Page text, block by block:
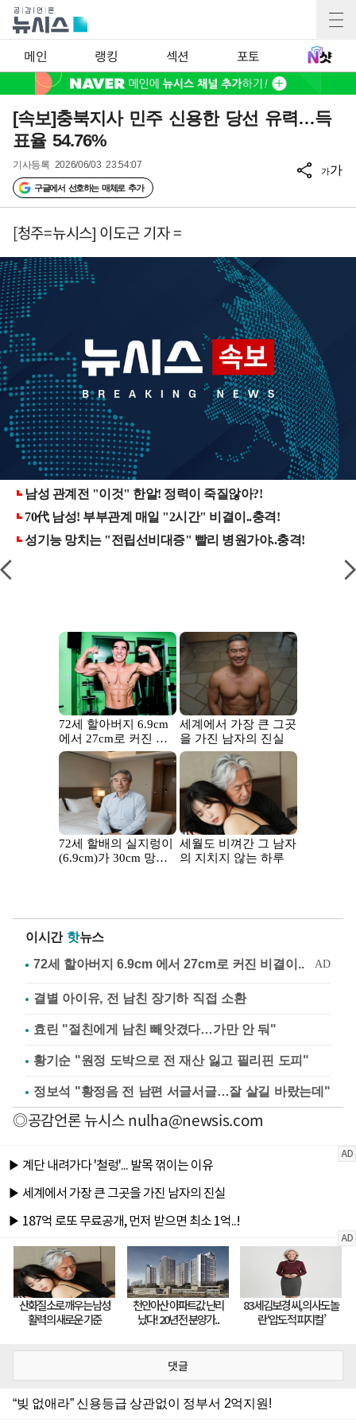
메인 랭킹 섹션 포토
[속보]충북지사 민주 신용한 당선 유력…득
표율 54.76%
기사등록 2026/06/03 23:54:07
구글에서 선호하는 매체로 추가
가가
[청주=뉴시스] 이도근 기자 =
이시간 핫뉴스
결별 아이유, 전 남친 장기하 직접 소환
효린 "절친에게 남친 빼앗겼다…가만 안 둬"
황기순 "원정 도박으로 전 재산 잃고 필리핀 도피"
정보석 "황정음 전 남편 서글서글…잘 살길 바랐는데"
◎공감언론 뉴시스nulha@newsis.com
댓글